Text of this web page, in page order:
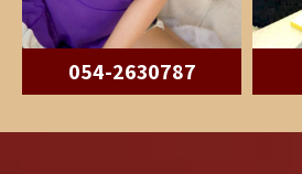
054-2630787